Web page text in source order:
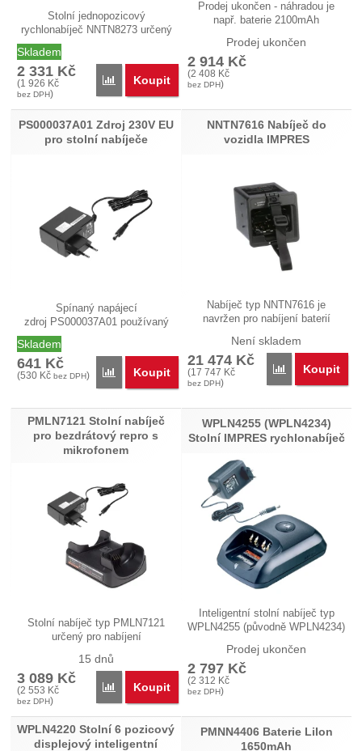
Stolní jednopozicový
rychlonabíječ NNTN8273 určený
Skladem
2 331 Kč
(1 926 Kč
bez DPH)
Přidat 'NNTN8273 Stolní rychlonabíječ DP, Non-
Koupit
Prodej ukončen - náhradou je
např. baterie 2100mAh
Prodej ukončen
2 914 Kč
(2 408 Kč
bez DPH)
PS000037A01 Zdroj 230V EU
pro stolní nabíječe
Spínaný napájecí
zdroj PS000037A01 používaný
Skladem
641 Kč
(530 Kč bez DPH) Přidat 'PS000037A01 Zdroj 230V EU pro stolní
Koupit
NNTN7616 Nabíječ do
vozidla IMPRES
Nabíječ typ NNTN7616 je
navržen pro nabíjení baterií
Není skladem
21 474 Kč
(17 747 Kč
bez DPH)
Přidat
Koupit
PMLN7121 Stolní nabíječ
pro bezdrátový repro s
mikrofonem
Stolní nabíječ typ PMLN7121
určený pro nabíjení
15 dnů
3 089 Kč
(2 553 Kč
bez DPH)
Přidat 'PMLN7121 Stolní nabíječ pro bezdrátový
Koupit
WPLN4255 (WPLN4234)
Stolní IMPRES rychlonabíječ
Inteligentní stolní nabíječ typ
WPLN4255 (původně WPLN4234)
Prodej ukončen
2 797 Kč
(2 312 Kč
bez DPH)
WPLN4220 Stolní 6 pozicový
displejový inteligentní
PMNN4406 Baterie LiIon
1650mAh